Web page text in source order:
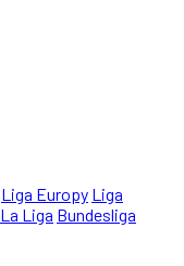
Liga Europy Liga
La Liga Bundesliga